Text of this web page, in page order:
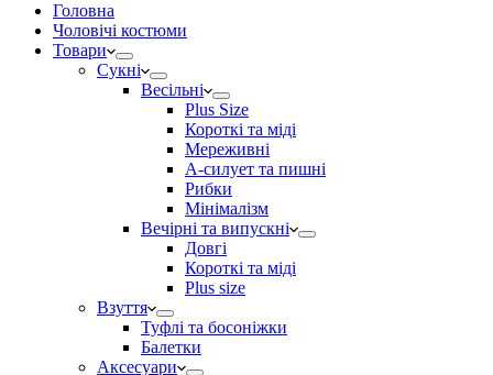
Головна
Чоловічі костюми
Товари
Сукні
Весільні
Plus Size
Короткі та міді
Мереживні
А-силует та пишні
Рибки
Мінімалізм
Вечірні та випускні
Довгі
Короткі та міді
Plus size
Взуття
Туфлі та босоніжки
Балетки
Аксесуари